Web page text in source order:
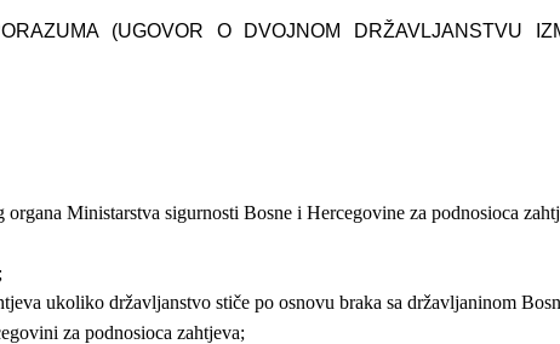
(UGOVOR O DVOJNOM DRŽAVLJANSTVU
Ministarstva sigurnosti Bosne i Hercegovine za podnosioca
ukoliko državljanstvo stiče po osnovu braka sa državljaninom
za podnosioca zahtjeva;